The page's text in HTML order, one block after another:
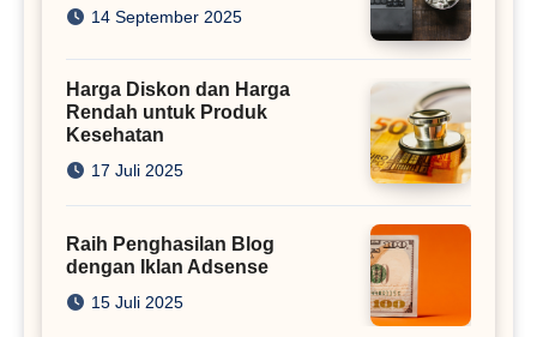
14 September 2025
Harga Diskon dan Harga
Rendah untuk Produk
Kesehatan
17 Juli 2025
Raih Penghasilan Blog
dengan Iklan Adsense
15 Juli 2025